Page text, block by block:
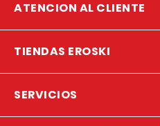
ATENCION AL CLIENTE
TIENDAS EROSKI
SERVICIOS